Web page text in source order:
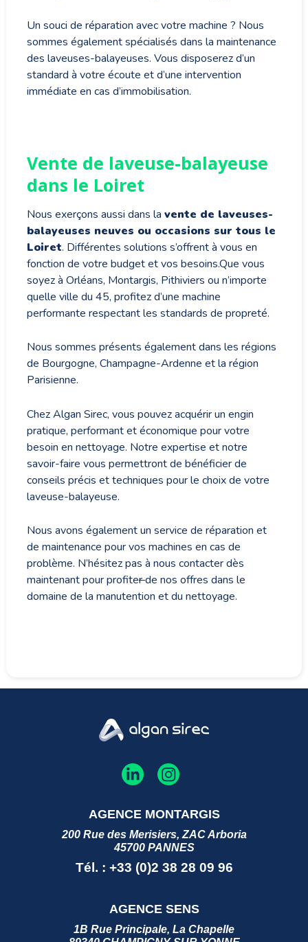
Un souci de réparation avec votre machine ? Nous
sommes également spécialisés dans la maintenance
des laveuses-balayeuses. Vous disposerez d’un
standard à votre écoute et d’une intervention
immédiate en cas d’immobilisation.
Vente de laveuse-balayeuse
dans le Loiret
Nous exerçons aussi dans la vente de laveuses-
balayeuses neuves ou occasions sur tous le
Loiret. Différentes solutions s’offrent à vous en
fonction de votre budget et vos besoins.Que vous
soyez à Orléans, Montargis, Pithiviers ou n’importe
quelle ville du 45, profitez d’une machine
performante respectant les standards de propreté.
Nous sommes présents également dans les régions
de Bourgogne, Champagne-Ardenne et la région
Parisienne.
Chez Algan Sirec, vous pouvez acquérir un engin
pratique, performant et économique pour votre
besoin en nettoyage. Notre expertise et notre
savoir-faire vous permettront de bénéficier de
conseils précis et techniques pour le choix de votre
laveuse-balayeuse.
Nous avons également un service de réparation et
de maintenance pour vos machines en cas de
problème. N’hésitez pas à nous contacter dès
maintenant pour profiterde nos offres dans le
domaine de la manutention et du nettoyage.
AGENCE MONTARGIS
200 Rue des Merisiers, ZAC Arboria
45700 PANNES
Tél. : +33 (0)2 38 28 09 96
AGENCE SENS
1B Rue Principale, La Chapelle